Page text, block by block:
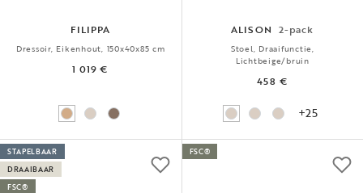
FILIPPA
Dressoir, Eikenhout, 150x40x85 cm
1 019 €
ALISON 2-pack
Stoel, Draaifunctie,
Lichtbeige/bruin
458 €
+25
STAPELBAAR
DRAAIBAAR
FSC®
FSC®